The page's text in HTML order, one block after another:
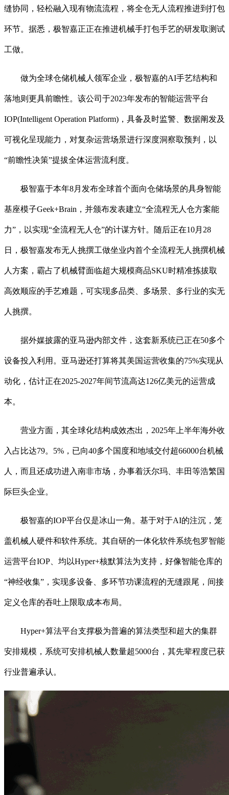
缝协同，轻松融入现有物流流程，将全仓无人流程推进到打包
环节。据悉，极智嘉正正在推进机械手打包手艺的研发取测试
工做。
做为全球仓储机械人领军企业，极智嘉的AI手艺结构和
落地则更具前瞻性。该公司于2023年发布的智能运营平台
IOP(Intelligent Operation Platform)，具备及时监警、数据阐发及
可视化呈现能力，对复杂运营场景进行深度洞察取预判，以
“前瞻性决策”提拔全体运营流利度。
极智嘉于本年8月发布全球首个面向仓储场景的具身智能
基座模子Geek+Brain，并颁布发表建立“全流程无人仓方案能
力”，以实现“全流程无人仓”的计谋方针。随后正在10月28
日，极智嘉发布无人挑撰工做坐业内首个全流程无人挑撰机械
人方案，霸占了机械臂面临超大规模商品SKU时精准拣拔取
高效顺应的手艺难题，可实现多品类、多场景、多行业的实无
人挑撰。
据外媒披露的亚马逊内部文件，这套新系统已正在50多个
设备投入利用。亚马逊还打算将其美国运营收集的75%实现从
动化，估计正在2025-2027年间节流高达126亿美元的运营成
本。
营业方面，其全球化结构成效杰出，2025年上半年海外收
入占比达79。5%，已向40多个国度和地域交付超66000台机械
人，而且还成功进入南非市场，办事着沃尔玛、丰田等浩繁国
际巨头企业。
极智嘉的IOP平台仅是冰山一角。基于对于AI的注沉，笼
盖机械人硬件和软件系统。其自研的一体化软件系统包罗智能
运营平台IOP、均以Hyper+核默算法为支持，好像智能仓库的
“神经收集”，实现多设备、多环节功课流程的无缝跟尾，间接
定义仓库的吞吐上限取成本布局。
Hyper+算法平台支撑极为普遍的算法类型和超大的集群
安排规模，系统可安排机械人数量超5000台，其先辈程度已获
行业普遍承认。